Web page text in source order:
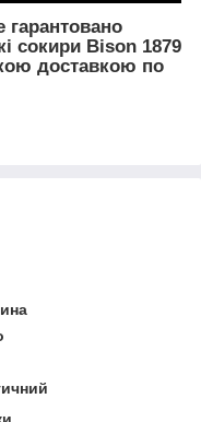
сокири Bison 1879
доставкою по